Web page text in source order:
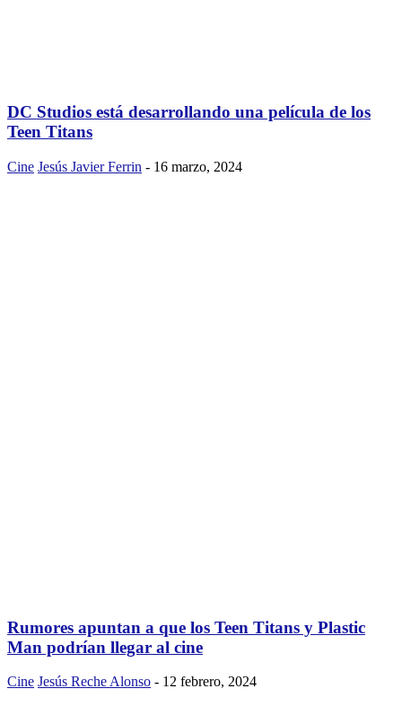
DC Studios está desarrollando una película de los
Teen Titans
Cine Jesús Javier Ferrin - 16 marzo, 2024
Rumores apuntan a que los Teen Titans y Plastic
Man podrían llegar al cine
Cine Jesús Reche Alonso - 12 febrero, 2024